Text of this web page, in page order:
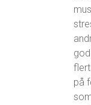
på